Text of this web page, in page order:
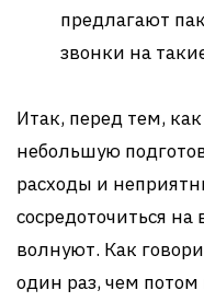
предлагают
звонки на
Итак, перед тем,
небольшую
расходы и
сосредоточиться на
волнуют. Как
один раз, чем